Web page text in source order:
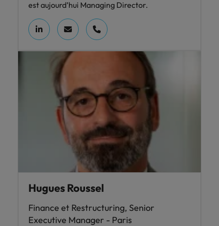
est aujourd’hui Managing Director.
Hugues Roussel
Finance et Restructuring, Senior
Executive Manager - Paris